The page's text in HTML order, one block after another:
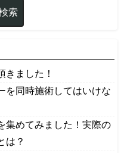
きました！
を同時施術してはいけな
集めてみました！実際の
は？